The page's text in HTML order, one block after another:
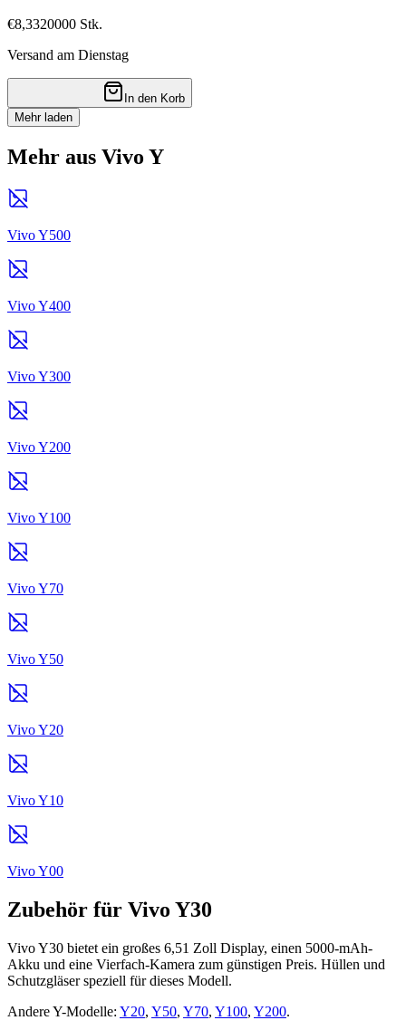
€8,3320000 Stk.
Versand am Dienstag
In den Korb
Mehr laden
Mehr aus Vivo Y
Vivo Y500
Vivo Y400
Vivo Y300
Vivo Y200
Vivo Y100
Vivo Y70
Vivo Y50
Vivo Y20
Vivo Y10
Vivo Y00
Zubehör für Vivo Y30
Vivo Y30 bietet ein großes 6,51 Zoll Display, einen 5000-mAh-
Akku und eine Vierfach-Kamera zum günstigen Preis. Hüllen und
Schutzgläser speziell für dieses Modell.
Andere Y-Modelle: Y20, Y50, Y70, Y100, Y200.